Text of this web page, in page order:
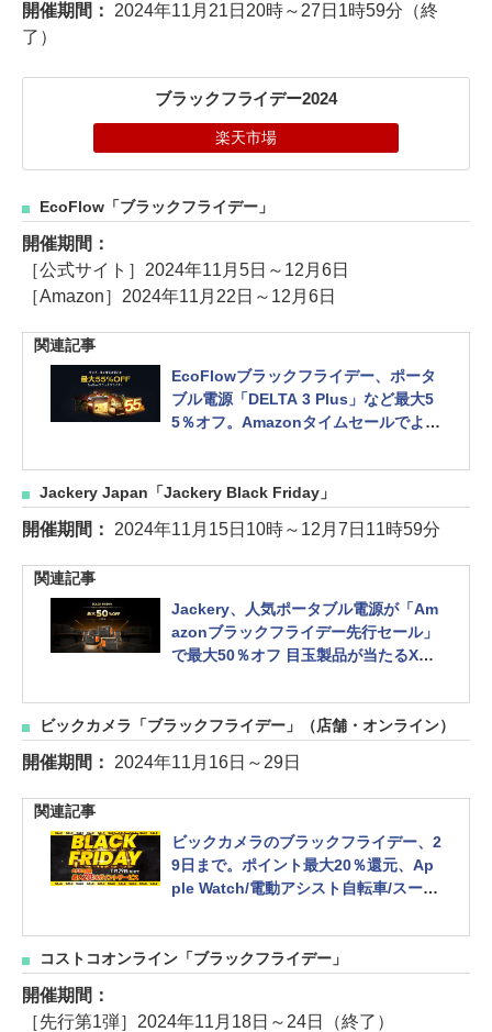
開催期間： 2024年11月21日20時～27日1時59分（終
了）
ブラックフライデー2024
楽天市場
EcoFlow「ブラックフライデー」
開催期間：
［公式サイト］2024年11月5日～12月6日
［Amazon］2024年11月22日～12月6日
関連記事
EcoFlowブラックフライデー、ポータ
ブル電源「DELTA 3 Plus」など最大5
5％オフ。Amazonタイムセールでより
Jackery Japan「Jackery Black Friday」
開催期間： 2024年11月15日10時～12月7日11時59分
関連記事
Jackery、人気ポータブル電源が「Am
azonブラックフライデー先行セール」
で最大50％オフ 目玉製品が当たるXキ
ビックカメラ「ブラックフライデー」（店舗・オンライン）
開催期間： 2024年11月16日～29日
関連記事
ビックカメラのブラックフライデー、2
9日まで。ポイント最大20％還元、Ap
ple Watch/電動アシスト自転車/スーツ
コストコオンライン「ブラックフライデー」
開催期間：
［先行第1弾］2024年11月18日～24日（終了）